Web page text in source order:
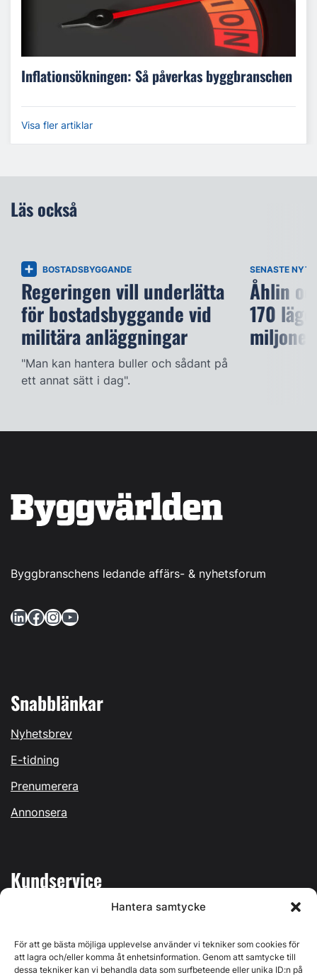
Hantera samtycke
För att ge bästa möjliga upplevelse använder vi tekniker som cookies för
att lagra och/eller komma åt enhetsinformation. Genom att samtycke till
dessa tekniker kan vi behandla data som surfbeteende eller unika ID:n på
Inflationsökningen: Så påverkas byggbranschen
Visa fler artiklar
Läs också
BOSTADSBYGGANDE
Regeringen vill underlätta
för bostadsbyggande vid
militära anläggningar
"Man kan hantera buller och sådant på
ett annat sätt i dag".
SENASTE NYTT
Åhlin
170
miljoner
Byggbranschens ledande affärs- & nyhetsforum
LinkedIn Facebook InstagramYouTube
Snabblänkar
Nyhetsbrev
E-tidning
Prenumerera
Annonsera
Kundservice
Kontakta oss